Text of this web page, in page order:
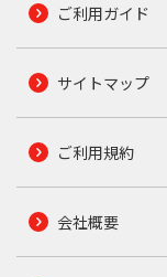
ご利用ガイド
サイトマップ
ご利用規約
会社概要